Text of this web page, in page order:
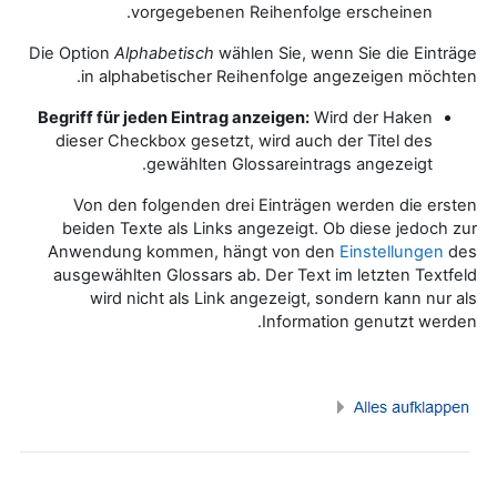
vorgegebenen Reihenfolge erscheinen.
Die OptionAlphabetischwählen Sie, wenn Sie die Einträge
in alphabetischer Reihenfolge angezeigen möchten.
Begriff für jeden Eintrag anzeigen:Wird der Haken
dieser Checkbox gesetzt, wird auch der Titel des
gewählten Glossareintrags angezeigt.
Von den folgenden drei Einträgen werden die ersten
beiden Texte als Links angezeigt. Ob diese jedoch zur
Anwendung kommen, hängt von denEinstellungendes
ausgewählten Glossars ab. Der Text im letzten Textfeld
wird nicht als Link angezeigt, sondern kann nur als
Information genutzt werden.